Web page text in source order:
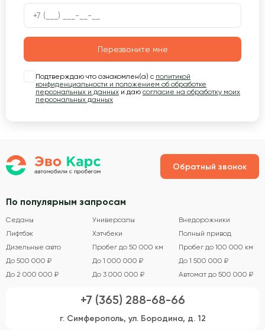
Перезвоните мне
Подтверждаю что ознакомлен(а) с политикой
конфиденциальности и положением об обработке
персональных и данных и даю согласие на обработку моих
персональных данных
Обратный звонок
По популярным запросам
Седаны Универсалы
Внедорожники
Лифтбэк
Хэтчбеки
Полный привод
Дизельные авто
Пробег до 50 000 км
Пробег до 100 000 км
До 500 000 ₽
До 1 000 000 ₽
До 1 500 000 ₽
До 2 000 000 ₽
До 3 000 000 ₽ Автомат до 500 000 ₽
+7 (365) 288-68-66
г. Симферополь, ул. Бородина, д. 12